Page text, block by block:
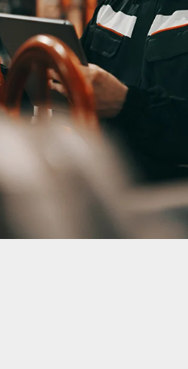
Wir bieten die
und gewerblicher
sowie Decken-,